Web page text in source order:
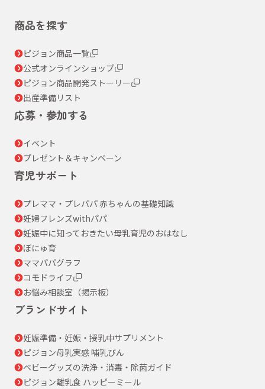
商品を探す
ピジョン商品一覧
公式オンラインショップ
ピジョン商品開発ストーリー
出産準備リスト
応募・参加する
イベント
プレゼント＆キャンペーン
育児サポート
プレママ・プレパパ 赤ちゃんの基礎知識
妊婦フレンズwithパパ
妊娠中に知っておきたい母乳育児のおはなし
ぼにゅ育
ママパパグラフ
コモドライフ
お悩み相談室（掲示板）
ブランドサイト
妊娠準備・妊娠・授乳中サプリメント
ピジョン母乳実感 哺乳びん
ベビーグッズの洗浄・消毒・除菌ガイド
ピジョン離乳食 ハッピーミール